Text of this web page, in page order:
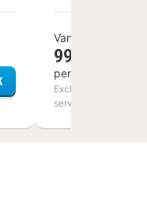
Ibis Styles Villeneuve
Vanaf
99 €
per kamer per
Excl. citytax 5,40 €
servicekosten 10 €